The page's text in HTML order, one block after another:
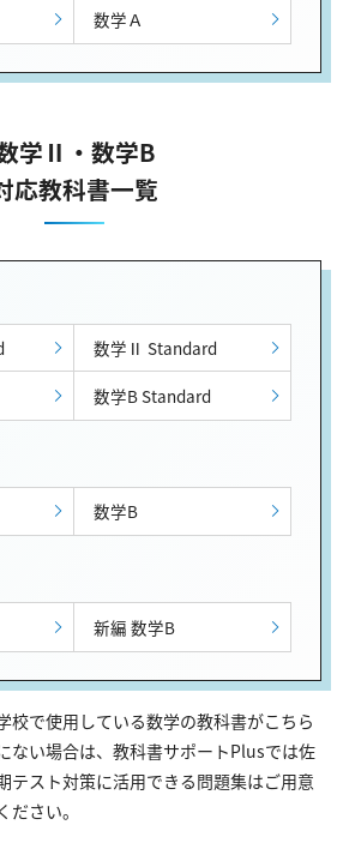
数学Ａ
学Ⅱ・数学B
応教科書一覧
数学Ⅱ Standard
数学B Standard
数学B
新編 数学B
校で使用している数学の教科書がこちら
ない場合は、教科書サポートPlusでは佐
テスト対策に活用できる問題集はご用意
さい。